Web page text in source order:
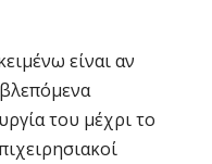
είναι αν
του μέχρι το